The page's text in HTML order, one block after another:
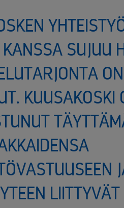
SUJUU
ON
KUUSAKOSKI
LIITTYVÄT